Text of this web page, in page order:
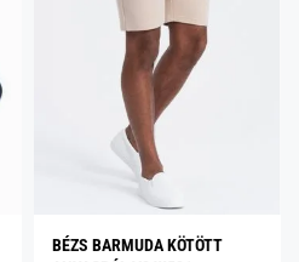
BÉZS BARMUDA KÖTÖTT